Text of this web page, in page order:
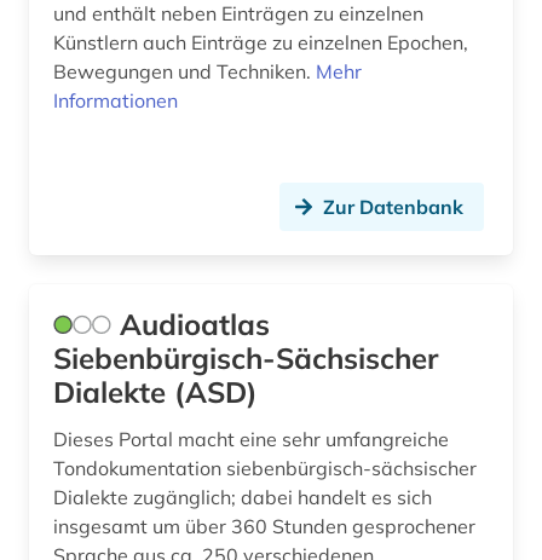
und enthält neben Einträgen zu einzelnen
Künstlern auch Einträge zu einzelnen Epochen,
Bewegungen und Techniken. Mehr
Informationen
Zur Datenbank
Audioatlas
Siebenbürgisch-Sächsischer
Dialekte (ASD)
Dieses Portal macht eine sehr umfangreiche
Tondokumentation siebenbürgisch-sächsischer
Dialekte zugänglich; dabei handelt es sich
insgesamt um über 360 Stunden gesprochener